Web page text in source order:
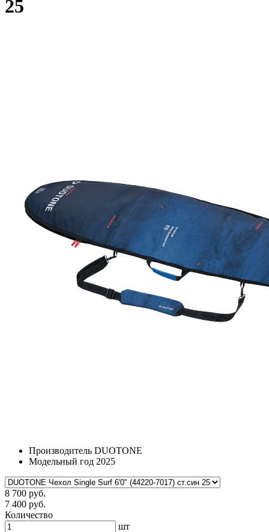
25
Производитель DUOTONE
Модельный год 2025
8 700 руб.
7 400 руб.
Количество
шт